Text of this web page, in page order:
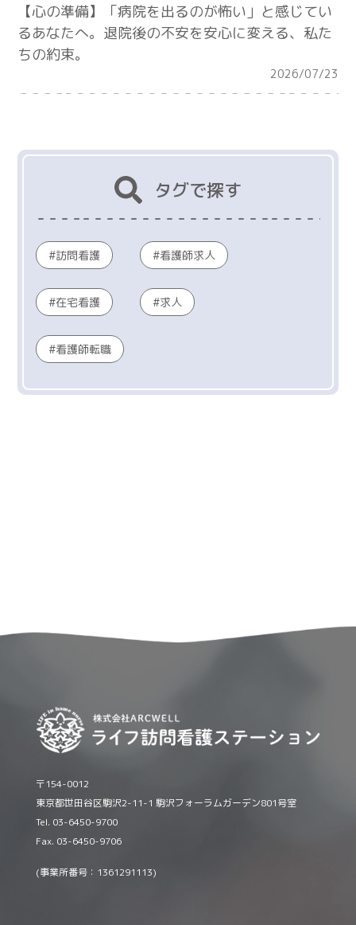
【心の準備】「病院を出るのが怖い」と感じてい
るあなたへ。退院後の不安を安心に変える、私た
ちの約束。
2026/07/23
タグで探す
訪問看護 看護師求人
在宅看護 求人
看護師転職
〒154-0012
東京都世田谷区駒沢2-11-1 駒沢フォーラムガーデン801号室
Tel. 03-6450-9700
Fax. 03-6450-9706
(事業所番号：1361291113)